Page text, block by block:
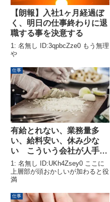
【朗報】入社1ヶ月経過ぼ
く、明日の仕事終わりに退
職する事を決意する
1: 名無し ID:3qpbcZze0 もう無理
や
仕事
有給とれない、業務量多
い、給料安い、休み少な
い こういう会社が人手不
足で悩んでる
1: 名無し ID:UKh4Zsey0 ここに
上層部が頭おかしいが加わると役
満
仕事